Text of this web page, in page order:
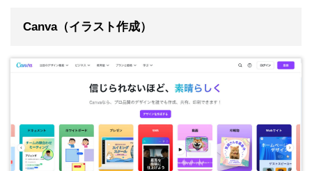
Canva（イラスト作成）